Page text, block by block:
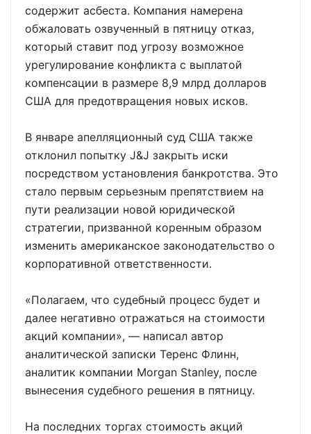
содержит асбеста. Компания намерена
обжаловать озвученный в пятницу отказ,
который ставит под угрозу возможное
урегулирование конфликта с выплатой
компенсации в размере 8,9 млрд долларов
США для предотвращения новых исков.
В январе апелляционный суд США также
отклонил попытку J&J закрыть иски
посредством установления банкротства. Это
стало первым серьезным препятствием на
пути реализации новой юридической
стратегии, призванной коренным образом
изменить американское законодательство о
корпоративной ответственности.
«Полагаем, что судебный процесс будет и
далее негативно отражаться на стоимости
акций компании», ― написал автор
аналитической записки Теренс Флинн,
аналитик компании Morgan Stanley, после
вынесения судебного решения в пятницу.
На последних торгах стоимость акций